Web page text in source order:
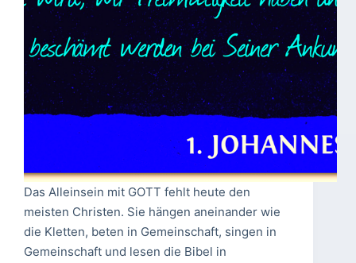
Das Alleinsein mit GOTT fehlt heute den
meisten Christen. Sie hängen aneinander wie
die Kletten, beten in Gemeinschaft, singen in
Gemeinschaft und lesen die Bibel in